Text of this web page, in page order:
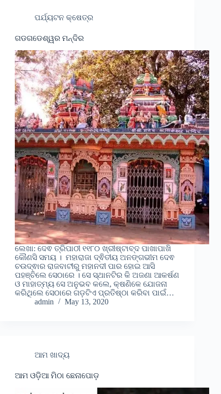
ପର୍ଯ୍ୟଟନ କ୍ଷେତ୍ର
ଗଡଗଡେଶ୍ୱର ମନ୍ଦିର
ଲେଖା: ଦେଵ ତ୍ରିପାଠୀ ୧୧୮୦ ଖ୍ରୀଷ୍ଟାବ୍ଦ ପାଖାପାଖି
କୌଣସି ସମୟ । ମହାରାଜା ଦ୍ଵିତୀୟ ଅନଙ୍ଗଭୀମ ଦେଵ
ଚଉଦ୍ଵାର ରାଜବାଟୀରୁ ମହାନଦୀ ପାର ହୋଇ ଆସି
ପହଞ୍ଚିଲେ ସେଠାରେ । ସେ ସ୍ଥାନଟିର କି ଅଜଣା ଆକର୍ଷଣ
ଓ ମାହାତ୍ମ୍ୟ ସେ ଅନୁଭବ କଲେ, କ୍ଷଣିକେ ଯୋଜନା
କରିଥିଲେ ସେଠାରେ ଗଡ଼ଟିଏ ପ୍ରତିଷ୍ଠା କରିବା ପାଇଁ…
admin
May 13, 2020
ଆମ ଖାଦ୍ୟ
ଆମ ଓଡ଼ିଆ ମିଠା ଛେନାପୋଡ଼